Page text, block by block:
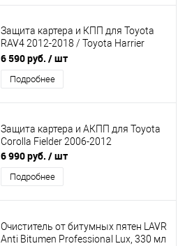
Защита картера и КПП для Toyota
RAV4 2012-2018 / Toyota Harrier
2012-2020 Hybrid
6 590 руб. / шт
Подробнее
Защита картера и АКПП для Toyota
Corolla Fielder 2006-2012
6 990 руб. / шт
Подробнее
Очиститель от битумных пятен LAVR
Anti Bitumen Professional Lux, 330 мл